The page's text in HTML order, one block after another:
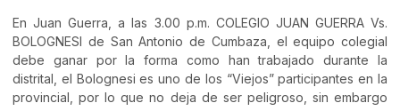
En Juan Guerra, a las 3.00 p.m. COLEGIO JUAN GUERRA Vs.
BOLOGNESI de San Antonio de Cumbaza, el equipo colegial
debe ganar por la forma como han trabajado durante la
distrital, el Bolognesi es uno de los “Viejos” participantes en la
provincial, por lo que no deja de ser peligroso, sin embargo